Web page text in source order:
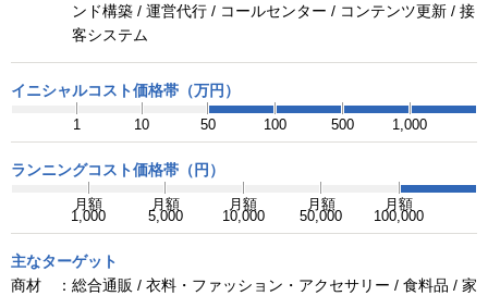
ンド構築 / 運営代行 / コールセンター / コンテンツ更新 / 接
客システム
イニシャルコスト価格帯（万円）
1 10 50 100 500 1,000
ランニングコスト価格帯（円）
月額 月額 月額 月額 月額
1,000 5,000 10,000 50,000 100,000
主なターゲット
商材 ： 総合通販 / 衣料・ファッション・アクセサリー / 食料品 / 家